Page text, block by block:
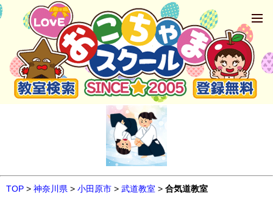
TOP > 神奈川県 > 小田原市 > 武道教室 > 合気道教室